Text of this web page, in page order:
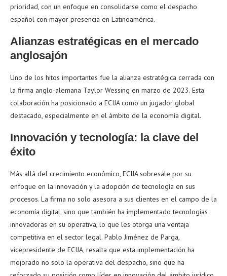
prioridad, con un enfoque en consolidarse como el despacho
español con mayor presencia en Latinoamérica.
Alianzas estratégicas en el mercado
anglosajón
Uno de los hitos importantes fue la alianza estratégica cerrada con
la firma anglo-alemana Taylor Wessing en marzo de 2023. Esta
colaboración ha posicionado a ECIJA como un jugador global
destacado, especialmente en el ámbito de la economía digital.
Innovación y tecnología: la clave del
éxito
Más allá del crecimiento económico, ECIJA sobresale por su
enfoque en la innovación y la adopción de tecnología en sus
procesos. La firma no solo asesora a sus clientes en el campo de la
economía digital, sino que también ha implementado tecnologías
innovadoras en su operativa, lo que les otorga una ventaja
competitiva en el sector legal. Pablo Jiménez de Parga,
vicepresidente de ECIJA, resalta que esta implementación ha
mejorado no solo la operativa del despacho, sino que ha